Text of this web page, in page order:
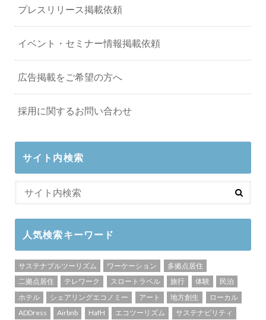
プレスリリース掲載依頼
イベント・セミナー情報掲載依頼
広告掲載をご希望の方へ
採用に関するお問い合わせ
サイト内検索
人気検索キーワード
サステナブルツーリズム ワーケーション
多拠点居住
二拠点居住
テレワーク スロートラベル 旅行 体験
民泊
ホテル
シェアリングエコノミー アート 地方創生
ローカル
ADDress
Airbnb HafH エコツーリズム サステナビリティ